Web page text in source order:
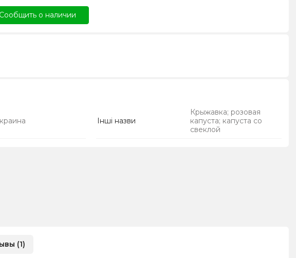
Сообщить о наличии
Інші назви
Крыжавка; розовая
капуста; капуста со
свеклой
(1)